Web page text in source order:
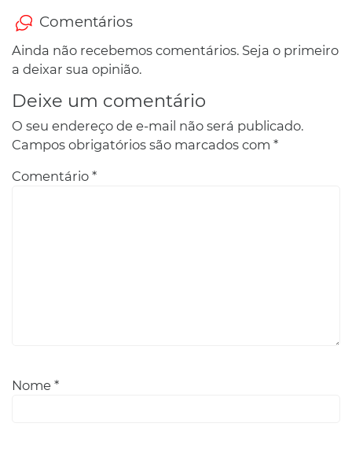
Comentários
Ainda não recebemos comentários. Seja o primeiro
a deixar sua opinião.
Deixe um comentário
O seu endereço de e-mail não será publicado.
Campos obrigatórios são marcados com *
Comentário *
Nome *